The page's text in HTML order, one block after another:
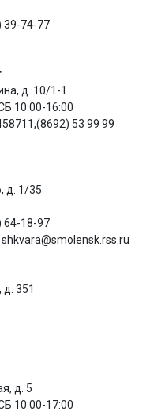
39-74-77
д. 10/1-1
10:00-16:00
53 99 99
д. 1/35
64-18-97
351
д. 5
10:00-17:00